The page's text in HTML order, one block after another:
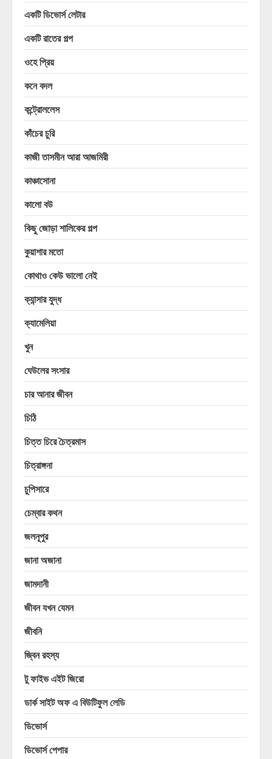
একটি ডিভোর্স লেটার
একটি রাতের গল্প
ওহে প্রিয়
কনে বদল
কন্ট্রোললেস
কাঁচের চুরি
কাজী তাসমীন আরা আজমিরী
কাঞ্চাসোনা
কালো বউ
কিছু জোড়া শালিকের গল্প
কুয়াশার মতো
কোথাও কেউ ভালো নেই
ক্যান্সার যুদ্ধ
ক্যামেলিয়া
খুন
ঘেউলের সংসার
চার আনার জীবন
চিঠি
চিত্ত চিরে চৈত্রমাস
চিত্রাঙ্গনা
চুপিসারে
চেম্বার কথন
জলনূপুর
জানা অজানা
জামদানী
জীবন যখন যেমন
জীবনি
জ্বিন রহস্য
টু ফাইভ এইট জিরো
ডার্ক সাইট অফ এ বিউটিফুল লেডি
ডিভোর্স
ডিভোর্স পেপার